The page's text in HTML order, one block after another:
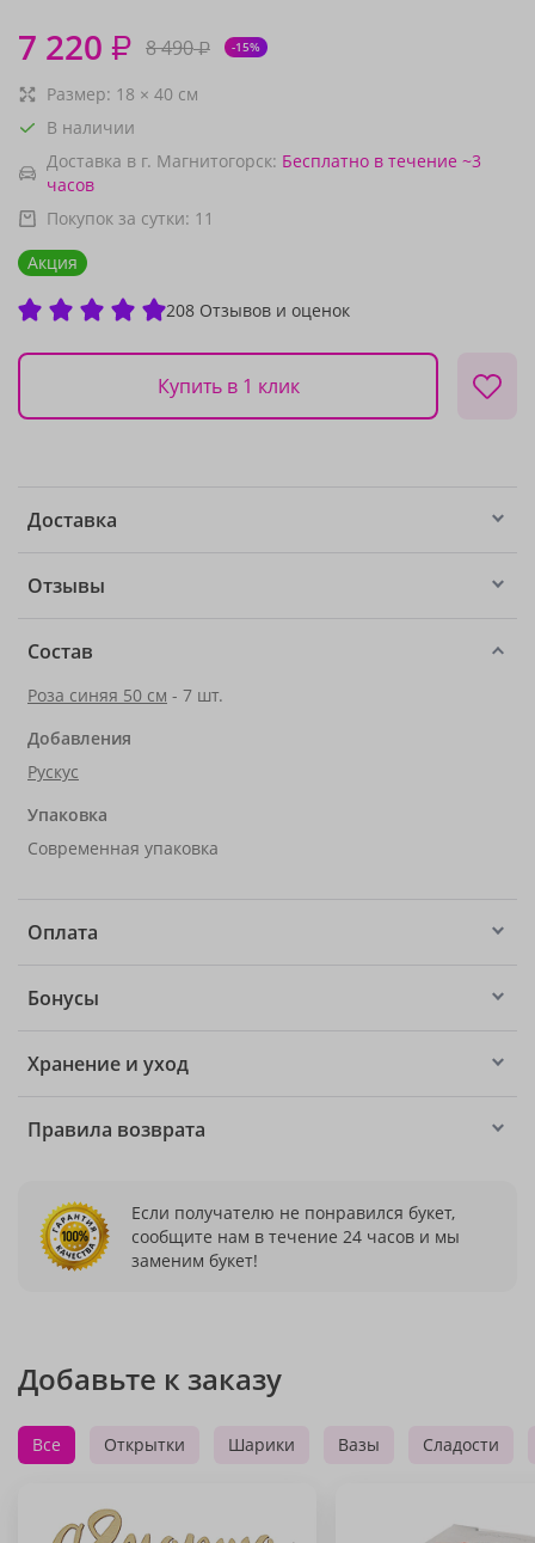
7 220 ₽ 8 490₽ -15%
Размер: 18 × 40 см
В наличии
Доставка в г. Магнитогорск: Бесплатно в течение ~3
часов
Покупок за сутки: 11
Акция
208 Отзывов и оценок
Купить в 1 клик
Доставка
Отзывы
Состав
Роза синяя 50 см - 7 шт.
Добавления
Рускус
Упаковка
Современная упаковка
Оплата
Бонусы
Хранение и уход
Правила возврата
Если получателю не понравился букет,
сообщите нам в течение 24 часов и мы
заменим букет!
Добавьте к заказу
Все Открытки Шарики Вазы Сладости